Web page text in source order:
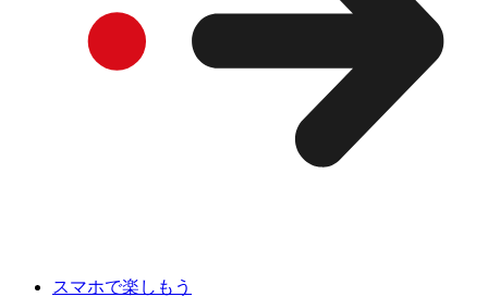
スマホで楽しもう